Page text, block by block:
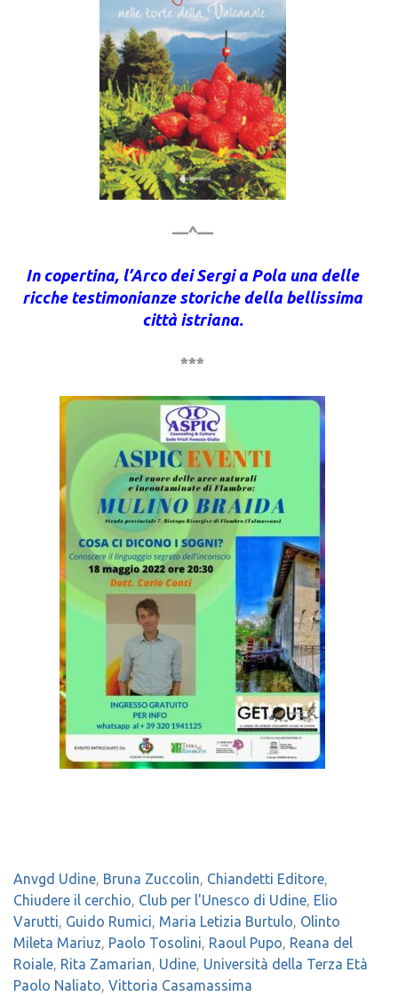
—^—
In copertina, l’Arco dei Sergi a Pola una delle
ricche testimonianze storiche della bellissima
città istriana.
***
Anvgd Udine, Bruna Zuccolin, Chiandetti Editore,
Chiudere il cerchio, Club per l'Unesco di Udine, Elio
Varutti, Guido Rumici, Maria Letizia Burtulo, Olinto
Mileta Mariuz, Paolo Tosolini, Raoul Pupo, Reana del
Roiale, Rita Zamarian, Udine, Università della Terza Età
Paolo Naliato, Vittoria Casamassima